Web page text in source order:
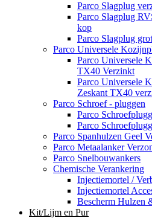
Parco Slagplug
Parco Slagplug
kop
Parco Slagplug
Parco Universele
Parco Universele
TX40 Verzinkt
Parco Universele
Zeskant TX40
Parco Schroef - pluggen
Parco
Parco
Parco Spanhulzen Geel
Parco Metaalanker
Parco Snelbouwankers
Chemische Verankering
Injectiemortel /
Injectiemortel
Bescherm Hulzen
Kit/Lijm en Pur